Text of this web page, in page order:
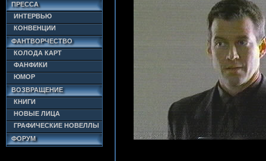
ПРЕССА
ИНТЕРВЬЮ
КОНВЕНЦИИ
ФАНТВОРЧЕСТВО
КОЛОДА КАРТ
ФАНФИКИ
ЮМОР
ВОЗВРАЩЕНИЕ
КНИГИ
НОВЫЕ ЛИЦА
ГРАФИЧЕСКИЕ НОВЕЛЛЫ
ФОРУМ